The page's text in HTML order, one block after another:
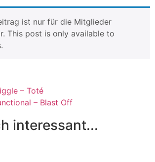
ist nur für die Mitglieder
This post is only available to
– Toté
– Blast Off
interessant...